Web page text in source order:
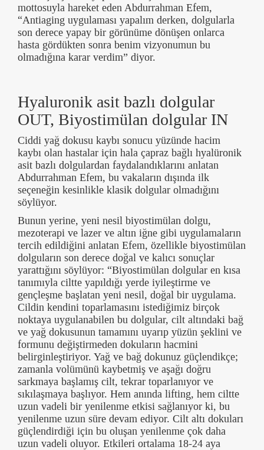
mottosuyla hareket eden Abdurrahman Efem,
“Antiaging uygulaması yapalım derken, dolgularla
son derece yapay bir görünüme dönüşen onlarca
hasta gördükten sonra benim vizyonumun bu
olmadığına karar verdim” diyor.
Hyaluronik asit bazlı dolgular
OUT, Biyostimülan dolgular IN
Ciddi yağ dokusu kaybı sonucu yüzünde hacim
kaybı olan hastalar için hala çapraz bağlı hyalüronik
asit bazlı dolgulardan faydalandıklarını anlatan
Abdurrahman Efem, bu vakaların dışında ilk
seçeneğin kesinlikle klasik dolgular olmadığını
söylüyor.
Bunun yerine, yeni nesil biyostimülan dolgu,
mezoterapi ve lazer ve altın iğne gibi uygulamaların
tercih edildiğini anlatan Efem, özellikle biyostimülan
dolguların son derece doğal ve kalıcı sonuçlar
yarattığını söylüyor: “Biyostimülan dolgular en kısa
tanımıyla ciltte yapıldığı yerde iyileştirme ve
gençleşme başlatan yeni nesil, doğal bir uygulama.
Cildin kendini toparlamasını istediğimiz birçok
noktaya uygulanabilen bu dolgular, cilt altındaki bağ
ve yağ dokusunun tamamını uyarıp yüzün şeklini ve
formunu değiştirmeden dokuların hacmini
belirginleştiriyor. Yağ ve bağ dokunuz güçlendikçe;
zamanla volümünü kaybetmiş ve aşağı doğru
sarkmaya başlamış cilt, tekrar toparlanıyor ve
sıkılaşmaya başlıyor. Hem anında lifting, hem ciltte
uzun vadeli bir yenilenme etkisi sağlanıyor ki, bu
yenilenme uzun süre devam ediyor. Cilt altı dokuları
güçlendirdiği için bu oluşan yenilenme çok daha
uzun vadeli oluyor. Etkileri ortalama 18-24 aya